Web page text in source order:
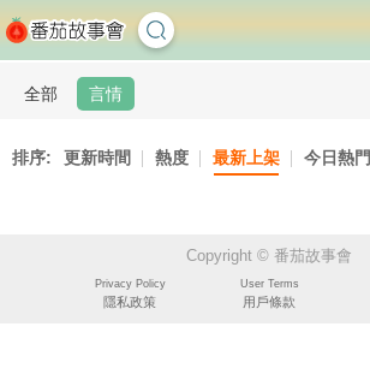
全部 言情
排序: 更新時間 熱度 最新上架 今日熱門
Copyright © 番茄故事會
Privacy Policy
隱私政策
User Terms
用戶條款